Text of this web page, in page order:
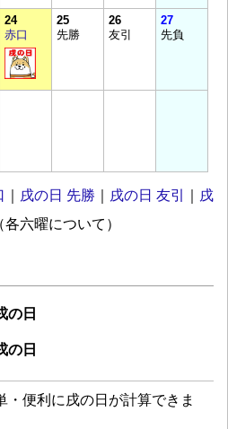
24
赤口
25
先勝
26
友引
27
先負
戌の日 先勝 戌の日 友引
戌
各六曜について）
の日
の日
・便利に戌の日が計算できま